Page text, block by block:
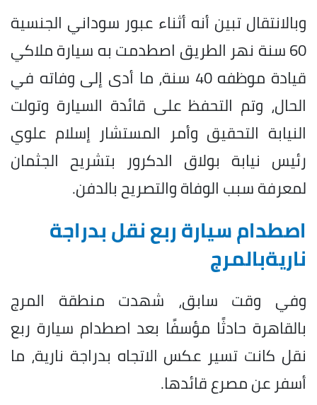
وبالانتقال تبين أنه أثناء عبور سوداني الجنسية
60 سنة نهر الطريق اصطدمت به سيارة ملاكي
قيادة موظفه 40 سنة، ما أدى إلى وفاته في
الحال، وتم التحفظ على قائدة السيارة وتولت
النيابة التحقيق وأمر المستشار إسلام علوي
رئيس نيابة بولاق الدكرور بتشريح الجثمان
لمعرفة سبب الوفاة والتصريح بالدفن.
اصطدام سيارة ربع نقل بدراجة
ناريةبالمرج
وفي وقت سابق، شهدت منطقة المرج
بالقاهرة حادثًا مؤسفًا بعد اصطدام سيارة ربع
نقل كانت تسير عكس الاتجاه بدراجة نارية، ما
أسفر عن مصرع قائدها.